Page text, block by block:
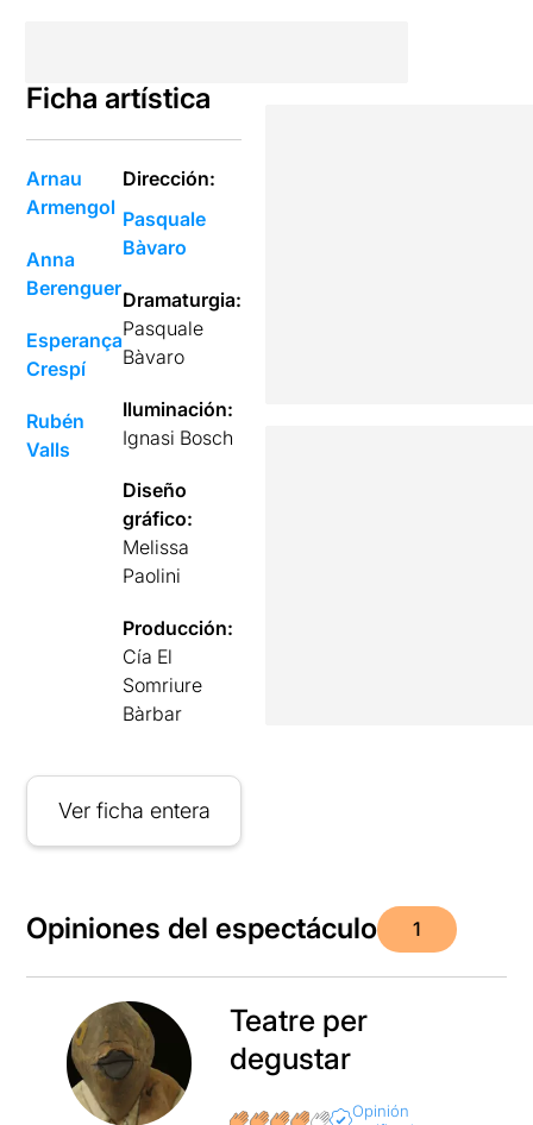
Ficha artística
Arnau
Armengol
Anna
Berenguer
Esperança
Crespí
Rubén
Valls
Dirección:
Pasquale
Bàvaro
Dramaturgia:
Pasquale
Bàvaro
Iluminación:
Ignasi Bosch
Diseño
gráfico:
Melissa
Paolini
Producción:
Cía El
Somriure
Bàrbar
Ver ficha entera
Opiniones del espectáculo 1
Teatre per
degustar
Opinión